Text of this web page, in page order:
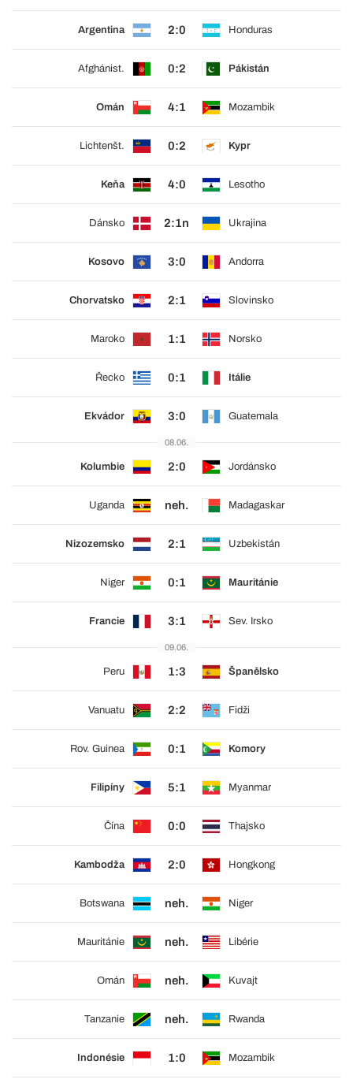
Argentina 2:0 Honduras
Afghánist. 0:2 Pákistán
Omán 4:1 Mozambik
Lichtenšt. 0:2 Kypr
Keňa 4:0 Lesotho
Dánsko 2:1n Ukrajina
Kosovo 3:0 Andorra
Chorvatsko 2:1 Slovinsko
Maroko 1:1 Norsko
Řecko 0:1 Itálie
Ekvádor 3:0 Guatemala
08.06.
Kolumbie 2:0 Jordánsko
Uganda neh. Madagaskar
Nizozemsko 2:1 Uzbekistán
Niger 0:1 Mauritánie
Francie 3:1 Sev. Irsko
09.06.
Peru 1:3 Španělsko
Vanuatu 2:2 Fidži
Rov. Guinea 0:1 Komory
Filipíny 5:1 Myanmar
Čína 0:0 Thajsko
Kambodža 2:0 Hongkong
Botswana neh. Niger
Mauritánie neh. Libérie
Omán neh. Kuvajt
Tanzanie neh. Rwanda
Indonésie 1:0 Mozambik